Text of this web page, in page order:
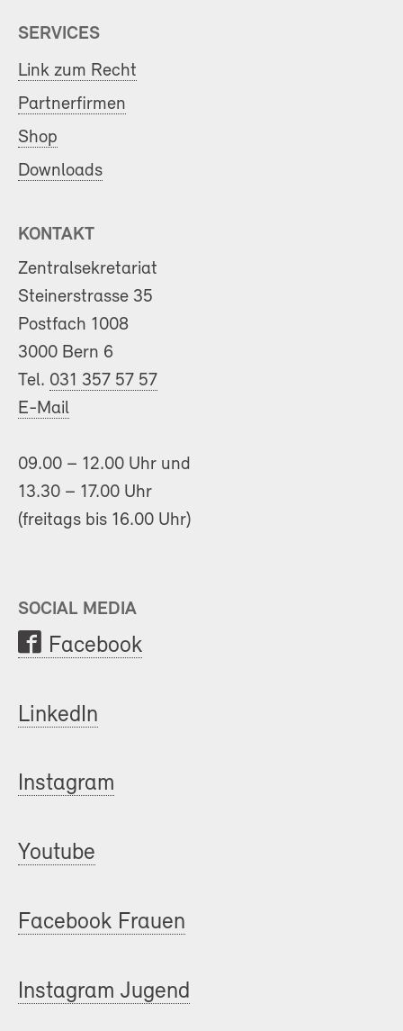
SERVICES
Link zum Recht
Partnerfirmen
Shop
Downloads
KONTAKT
Zentralsekretariat
Steinerstrasse 35
Postfach 1008
3000 Bern 6
Tel. 031 357 57 57
E-Mail
09.00 – 12.00 Uhr und
13.30 – 17.00 Uhr
(freitags bis 16.00 Uhr)
SOCIAL MEDIA
Facebook
LinkedIn
Instagram
Youtube
Facebook Frauen
Instagram Jugend